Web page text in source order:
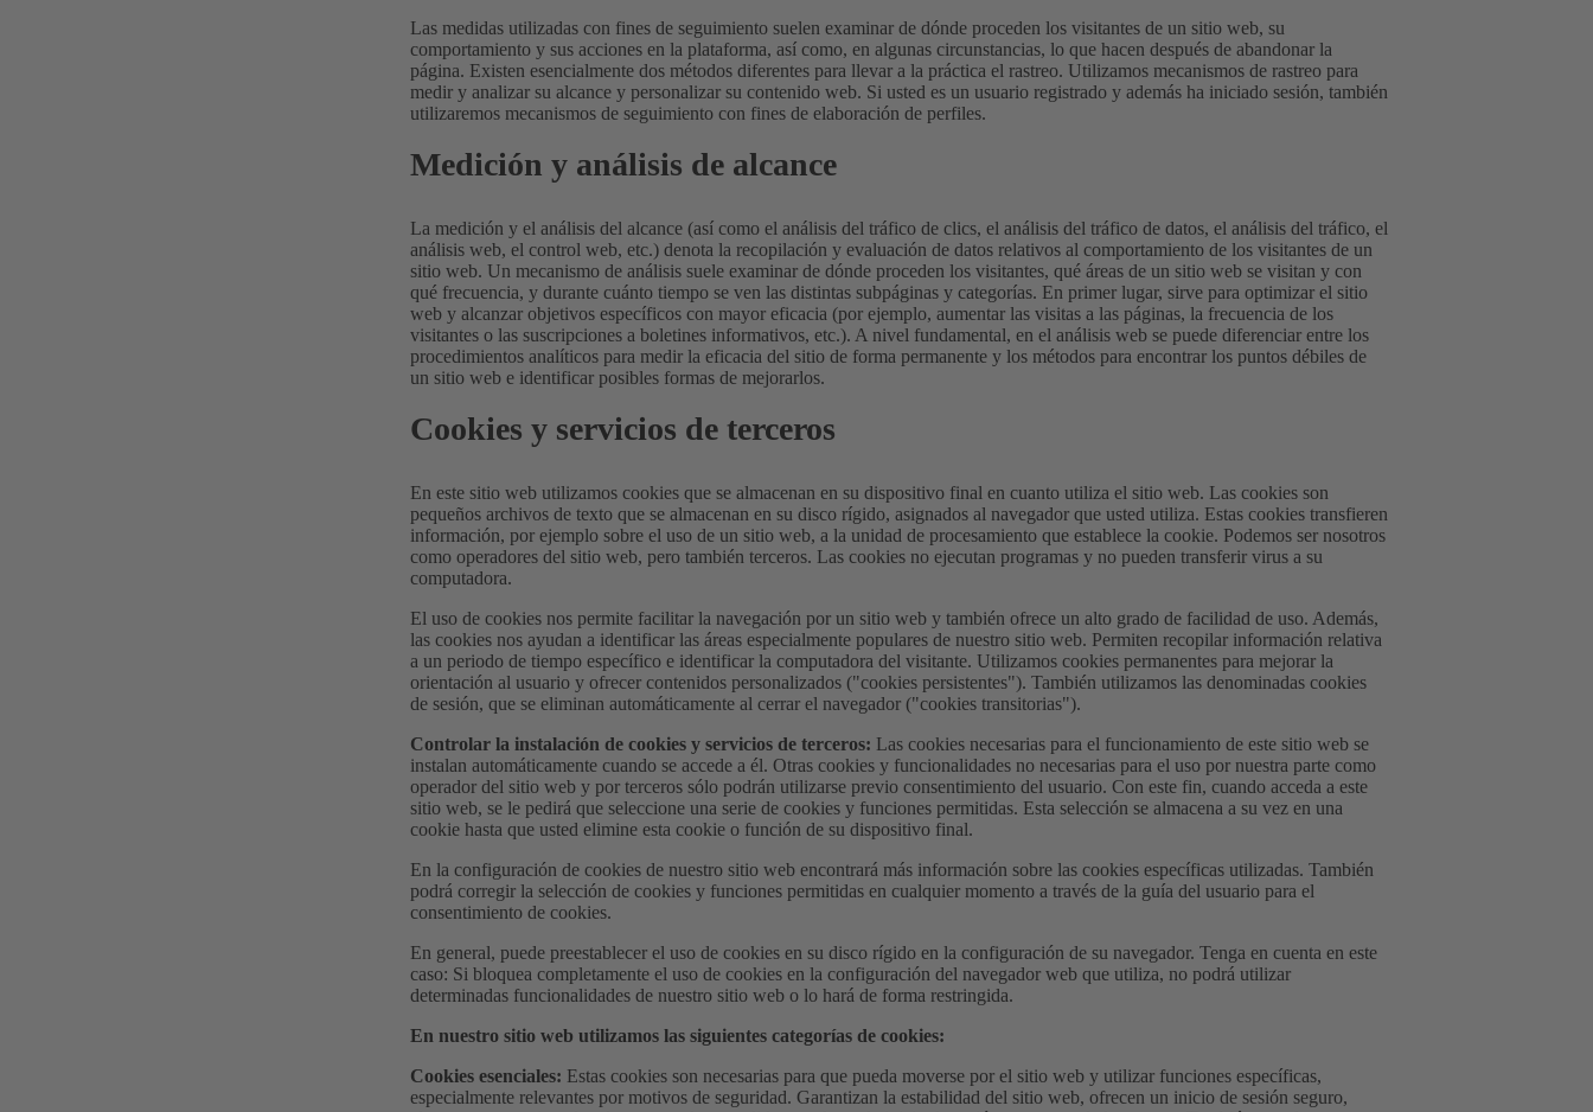
Las medidas utilizadas con fines de seguimiento suelen examinar de dónde proceden los visitantes de un sitio web, su
comportamiento y sus acciones en la plataforma, así como, en algunas circunstancias, lo que hacen después de abandonar la
página. Existen esencialmente dos métodos diferentes para llevar a la práctica el rastreo. Utilizamos mecanismos de rastreo para
medir y analizar su alcance y personalizar su contenido web. Si usted es un usuario registrado y además ha iniciado sesión, también
utilizaremos mecanismos de seguimiento con fines de elaboración de perfiles.
Medición y análisis de alcance
La medición y el análisis del alcance (así como el análisis del tráfico de clics, el análisis del tráfico de datos, el análisis del tráfico, el
análisis web, el control web, etc.) denota la recopilación y evaluación de datos relativos al comportamiento de los visitantes de un
sitio web. Un mecanismo de análisis suele examinar de dónde proceden los visitantes, qué áreas de un sitio web se visitan y con
qué frecuencia, y durante cuánto tiempo se ven las distintas subpáginas y categorías. En primer lugar, sirve para optimizar el sitio
web y alcanzar objetivos específicos con mayor eficacia (por ejemplo, aumentar las visitas a las páginas, la frecuencia de los
visitantes o las suscripciones a boletines informativos, etc.). A nivel fundamental, en el análisis web se puede diferenciar entre los
procedimientos analíticos para medir la eficacia del sitio de forma permanente y los métodos para encontrar los puntos débiles de
un sitio web e identificar posibles formas de mejorarlos.
Cookies y servicios de terceros
En este sitio web utilizamos cookies que se almacenan en su dispositivo final en cuanto utiliza el sitio web. Las cookies son
pequeños archivos de texto que se almacenan en su disco rígido, asignados al navegador que usted utiliza. Estas cookies transfieren
información, por ejemplo sobre el uso de un sitio web, a la unidad de procesamiento que establece la cookie. Podemos ser nosotros
como operadores del sitio web, pero también terceros. Las cookies no ejecutan programas y no pueden transferir virus a su
computadora.
El uso de cookies nos permite facilitar la navegación por un sitio web y también ofrece un alto grado de facilidad de uso. Además,
las cookies nos ayudan a identificar las áreas especialmente populares de nuestro sitio web. Permiten recopilar información relativa
a un periodo de tiempo específico e identificar la computadora del visitante. Utilizamos cookies permanentes para mejorar la
orientación al usuario y ofrecer contenidos personalizados ("cookies persistentes"). También utilizamos las denominadas cookies
de sesión, que se eliminan automáticamente al cerrar el navegador ("cookies transitorias").
Controlar la instalación de cookies y servicios de terceros: Las cookies necesarias para el funcionamiento de este sitio web se
instalan automáticamente cuando se accede a él. Otras cookies y funcionalidades no necesarias para el uso por nuestra parte como
operador del sitio web y por terceros sólo podrán utilizarse previo consentimiento del usuario. Con este fin, cuando acceda a este
sitio web, se le pedirá que seleccione una serie de cookies y funciones permitidas. Esta selección se almacena a su vez en una
cookie hasta que usted elimine esta cookie o función de su dispositivo final.
En la configuración de cookies de nuestro sitio web encontrará más información sobre las cookies específicas utilizadas. También
podrá corregir la selección de cookies y funciones permitidas en cualquier momento a través de la guía del usuario para el
consentimiento de cookies.
En general, puede preestablecer el uso de cookies en su disco rígido en la configuración de su navegador. Tenga en cuenta en este
caso: Si bloquea completamente el uso de cookies en la configuración del navegador web que utiliza, no podrá utilizar
determinadas funcionalidades de nuestro sitio web o lo hará de forma restringida.
En nuestro sitio web utilizamos las siguientes categorías de cookies:
Cookies esenciales: Estas cookies son necesarias para que pueda moverse por el sitio web y utilizar funciones específicas,
especialmente relevantes por motivos de seguridad. Garantizan la estabilidad del sitio web, ofrecen un inicio de sesión seguro,